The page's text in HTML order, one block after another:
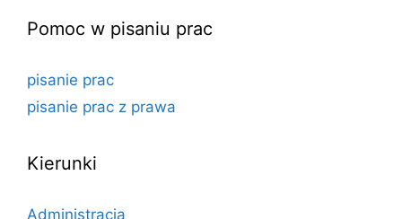
Pomoc w pisaniu prac
pisanie prac
pisanie prac z prawa
Kierunki
Administracja